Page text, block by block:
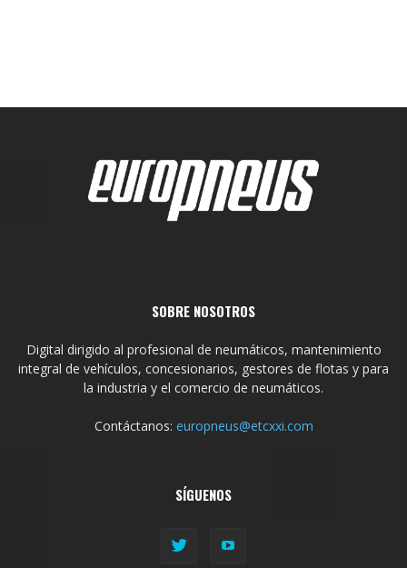
SOBRE NOSOTROS
Digital dirigido al profesional de neumáticos, mantenimiento
integral de vehículos, concesionarios, gestores de flotas y para
la industria y el comercio de neumáticos.
Contáctanos: europneus@etcxxi.com
SÍGUENOS